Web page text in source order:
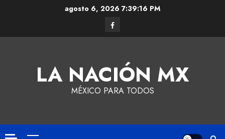
agosto 6, 2026 7:39:16 PM
LA NACIÓN MX
MÉXICO PARA TODOS